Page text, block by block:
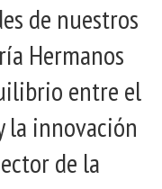
de nuestros
Hermanos
entre el
la innovación
de la